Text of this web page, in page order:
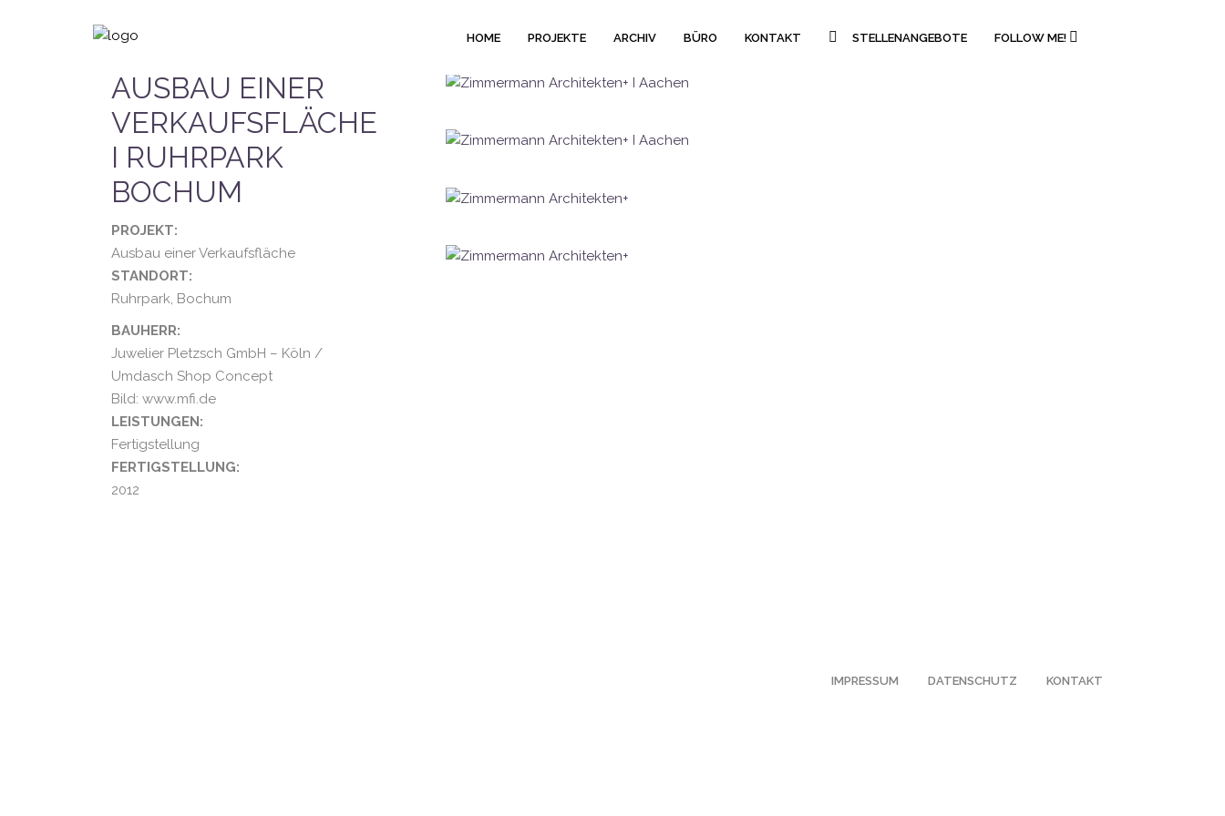
HOME PROJEKTE ARCHIV BÜRO KONTAKT STELLENANGEBOTE FOLLOW ME!
AUSBAU EINER
VERKAUFSFLÄCHE
I RUHRPARK
BOCHUM
PROJEKT:
Ausbau einer Verkaufsfläche
STANDORT:
Ruhrpark, Bochum
BAUHERR:
Juwelier Pletzsch GmbH – Köln /
Umdasch Shop Concept
Bild: www.mfi.de
LEISTUNGEN:
Fertigstellung
FERTIGSTELLUNG:
2012
IMPRESSUM DATENSCHUTZ KONTAKT